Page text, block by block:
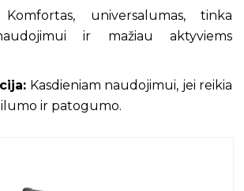
Komfortas, universalumas, tinka
ir mažiau aktyviems
Kasdieniam naudojimui, jei reikia
ir patogumo.